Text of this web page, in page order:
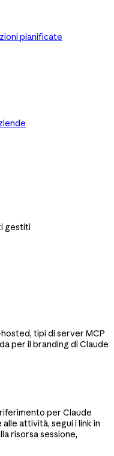
pianificate
gestiti
tipi di server MCP
per il branding di Claude
per Claude
attività, segui i link in
risorsa sessione,